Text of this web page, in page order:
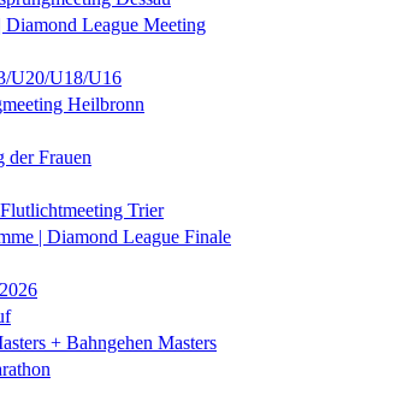
League Meeting
U20/U18/U16
Heilbronn
der Frauen
Trier
| Diamond League Finale
+ Bahngehen Masters